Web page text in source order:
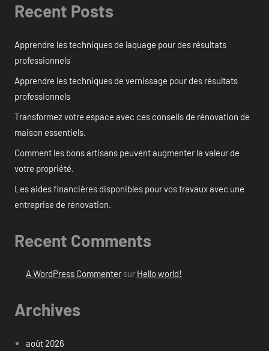
Recent Posts
Apprendre les techniques de laquage pour des résultats
professionnels
Apprendre les techniques de vernissage pour des résultats
professionnels
Transformez votre espace avec ces conseils de rénovation de
maison essentiels.
Comment les bons artisans peuvent augmenter la valeur de
votre propriété.
Les aides financières disponibles pour vos travaux avec une
entreprise de rénovation.
Recent Comments
A WordPress Commentersur Hello world!
Archives
août 2026